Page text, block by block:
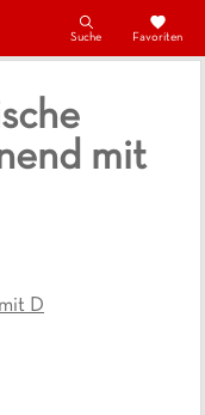
Suche Favoriten
mit
D